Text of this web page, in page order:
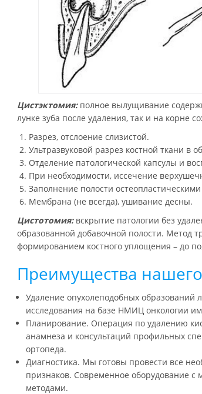
Цистэктомия:полное вылущивание
лунке зуба после удаления, так и на корне
Разрез, отслоение слизистой.
Ультразвуковой разрез костной ткани в
Отделение патологической капсулы и
При необходимости, иссечение
Заполнение полости
Мембрана (не всегда), ушивание десны.
Цистотомия:вскрытие патологии без
образованной добавочной полости. Метод
формированием костного уплощения – до
Преимущества
Удаление опухолеподобных образований
исследования на базе НМИЦ онкологии
Планирование. Операция по удалению
анамнеза и консультаций профильных
ортопеда.
Диагностика. Мы готовы провести все
признаков. Современное оборудование
методами.